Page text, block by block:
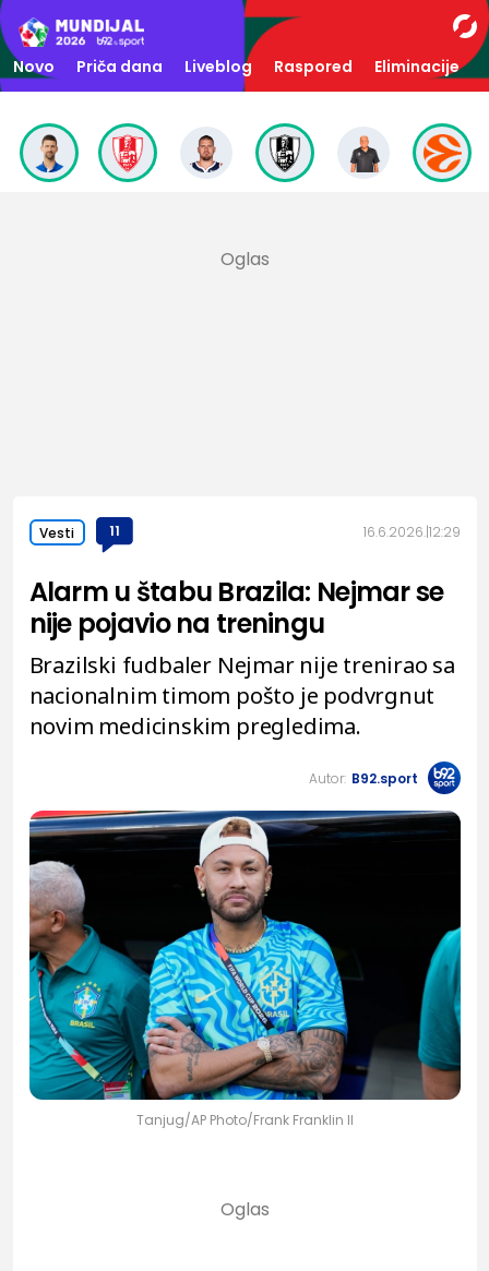
Novo Priča dana Liveblog Raspored Eliminacije
Vesti 11 16.6.2026. 12:29
Alarm u štabu Brazila: Nejmar se
nije pojavio na treningu
Brazilski fudbaler Nejmar nije trenirao sa
nacionalnim timom pošto je podvrgnut
novim medicinskim pregledima.
Autor: B92.sport
Tanjug/AP Photo/Frank Franklin II